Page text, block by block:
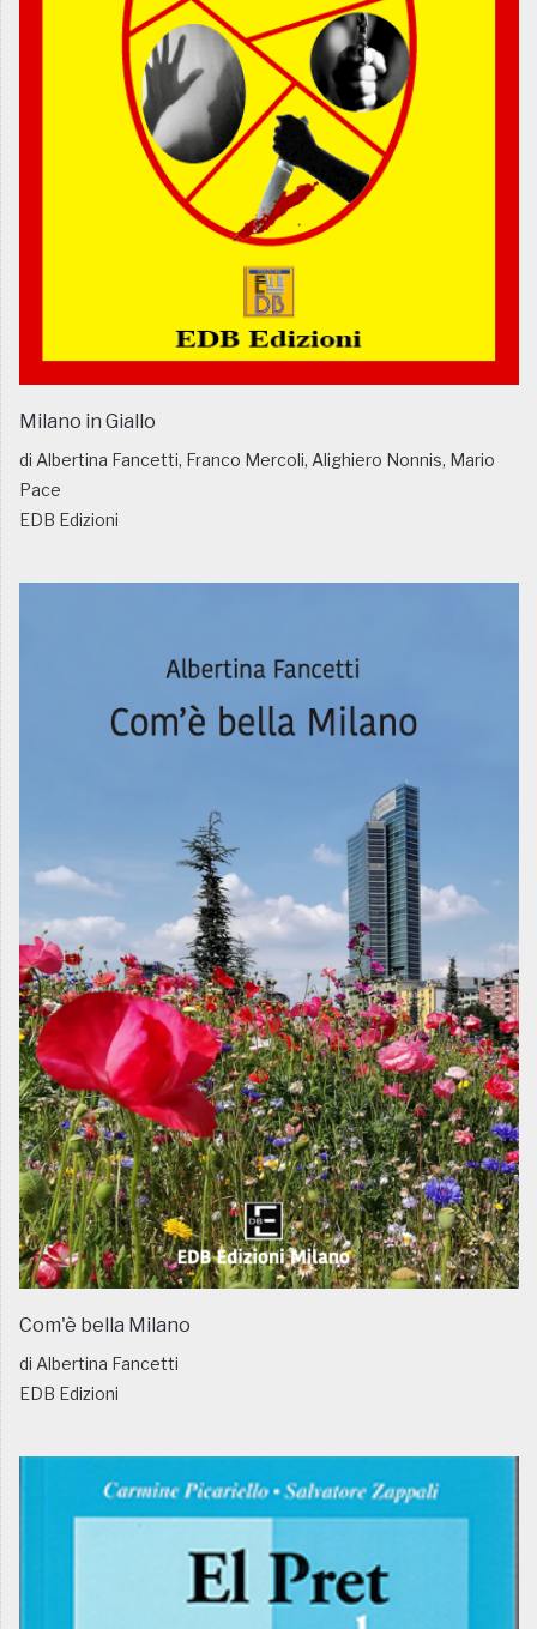
Milano in Giallo
di Albertina Fancetti, Franco Mercoli, Alighiero Nonnis, Mario
Pace
EDB Edizioni
Com'è bella Milano
di Albertina Fancetti
EDB Edizioni